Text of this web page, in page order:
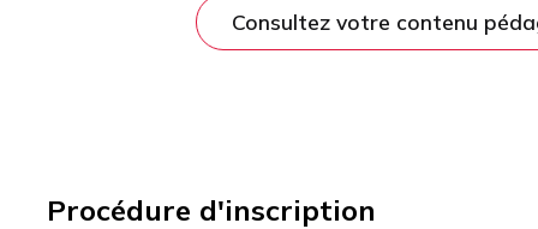
Consultez votre contenu
Procédure d'inscription